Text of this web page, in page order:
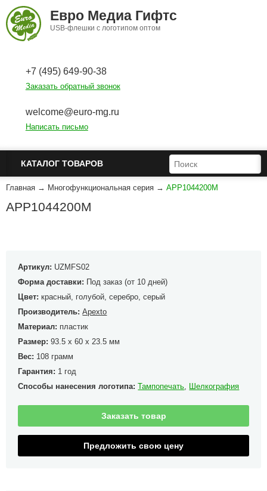
Перейти к основному содержанию
Евро Медиа Гифтс
USB-флешки с логотипом оптом
+7 (495) 649-90-38
Заказать обратный звонок
welcome@euro-mg.ru
Написать письмо
КАТАЛОГ ТОВАРОВ ФОРМА ПОИСКА
ПОИСК
Главная → Многофункциональная серия → APP1044200M
APP1044200M
Артикул: UZMFS02
Форма доставки: Под заказ (от 10 дней)
Цвет:красный, голубой, серебро, серый
Производитель:Apexto
Материал: пластик
Размер:93.5 x 60 x 23.5 мм
Вес: 108 грамм
Гарантия: 1 год
Способы нанесения логотипа:Тампопечать Шелкография
Заказать товар
Предложить свою цену